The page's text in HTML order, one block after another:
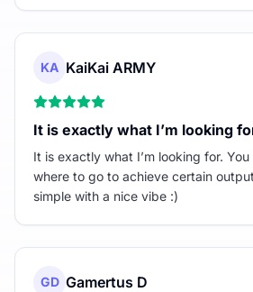
KA KaiKai ARMY
It is exactly what I’m looking
It is exactly what I’m looking for.
where to go to achieve certain
simple with a nice vibe :)
GD Gamertus D